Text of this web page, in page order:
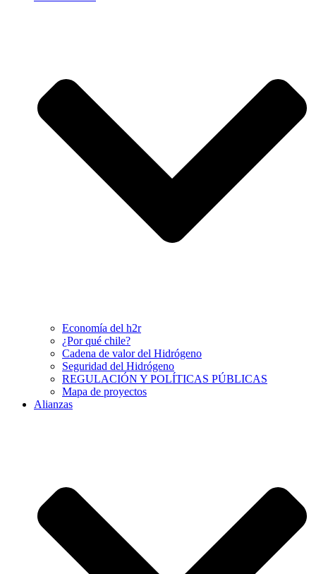
Economía del h2r
¿Por qué chile?
Cadena de valor del Hidrógeno
Seguridad del Hidrógeno
REGULACIÓN Y POLÍTICAS PÚBLICAS
Mapa de proyectos
Alianzas